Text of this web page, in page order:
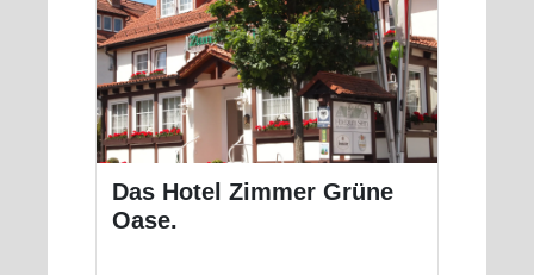
Das Hotel Zimmer Grüne
Oase.